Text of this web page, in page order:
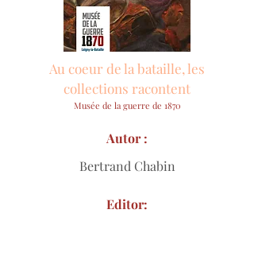
Au coeur de la bataille, les
collections racontent
Musée de la guerre de 1870
Bertrand Chabin
Autor :
Editor: